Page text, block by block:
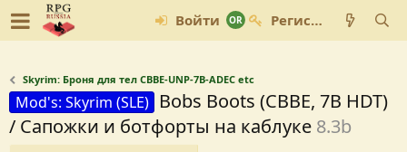
Войти Регистрация
Skyrim: Броня для тел CBBE-UNP-7B-ADEC etc
Mod's: Skyrim (SLE)
Bobs Boots (CBBE, 7B HDT)
/ Сапожки и ботфорты на каблуке 8.3b